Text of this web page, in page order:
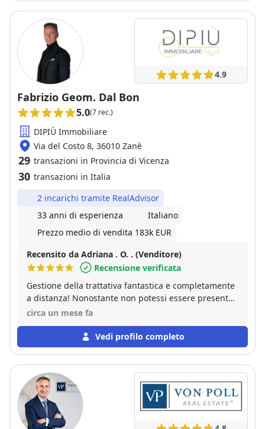
4.9
Fabrizio Geom. Dal Bon
5.0(7 rec.)
DIPIÙ Immobiliare
Via del Costo 8, 36010 Zanè
29 transazioni in Provincia di Vicenza
30 transazioni in Italia
2 incarichi tramite RealAdvisor
33 anni di esperienza
Italiano
Prezzo medio di vendita 183k EUR
Recensito da Adriana . O. . (Venditore)
Recensione verificata
Gestione della trattativa fantastica e completamente
a distanza! Nonostante non potessi essere presente
fisicamente, lo staff si è occupato di tutto con
seria, moderna e capace di lavorare a distanza senza
problemi, questo è il posto giusto.
circa un mese fa
Vedi profilo completo